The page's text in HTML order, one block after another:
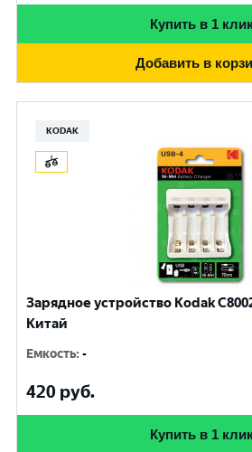
Купить в 1
Добавить в
KODAK
Зарядное устройство Kodak
Китай
Емкость:-
420 руб.
Купить в 1